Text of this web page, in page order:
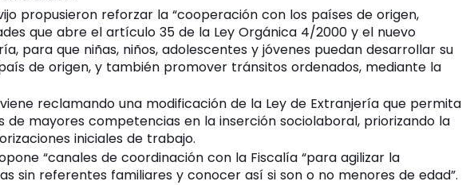
propusieron reforzar la “cooperación con los países de origen,
que abre el artículo 35 de la Ley Orgánica 4/2000 y el nuevo
para que niñas, niños, adolescentes y jóvenes puedan desarrollar su
de origen, y también promover tránsitos ordenados, mediante la
reclamando una modificación de la Ley de Extranjería que permita
de mayores competencias en la inserción sociolaboral, priorizando la
iniciales de trabajo.
“canales de coordinación con la Fiscalía “para agilizar la
sin referentes familiares y conocer así si son o no menores de edad”.